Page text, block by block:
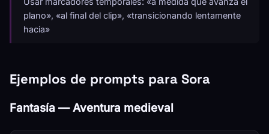
plano», «al final del clip», «transicionando lentamente
hacia»
Ejemplos de prompts para Sora
Fantasía — Aventura medieval